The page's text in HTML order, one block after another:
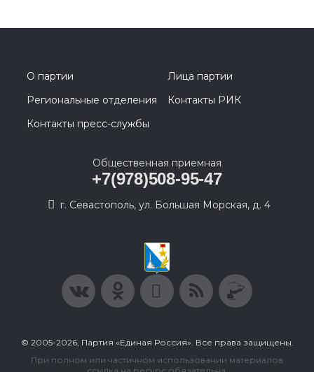
О партии
Лица партии
Региональные отделения
Контакты РИК
Контакты пресс-службы
Общественная приемная
+7(978)508-95-47
г. Севастополь, ул. Большая Морская, д. 4
© 2005-2026, Партия «Единая Россия». Все права защищены.
При полном или частичном использовании материалов